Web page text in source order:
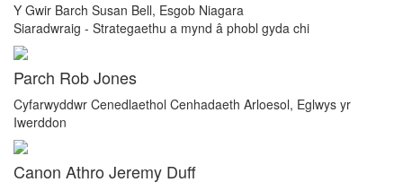
Y Gwir Barch Susan Bell, Esgob Niagara
Siaradwraig - Strategaethu a mynd â phobl gyda chi
Parch Rob Jones
Cyfarwyddwr Cenedlaethol Cenhadaeth Arloesol, Eglwys yr
Iwerddon
Canon Athro Jeremy Duff